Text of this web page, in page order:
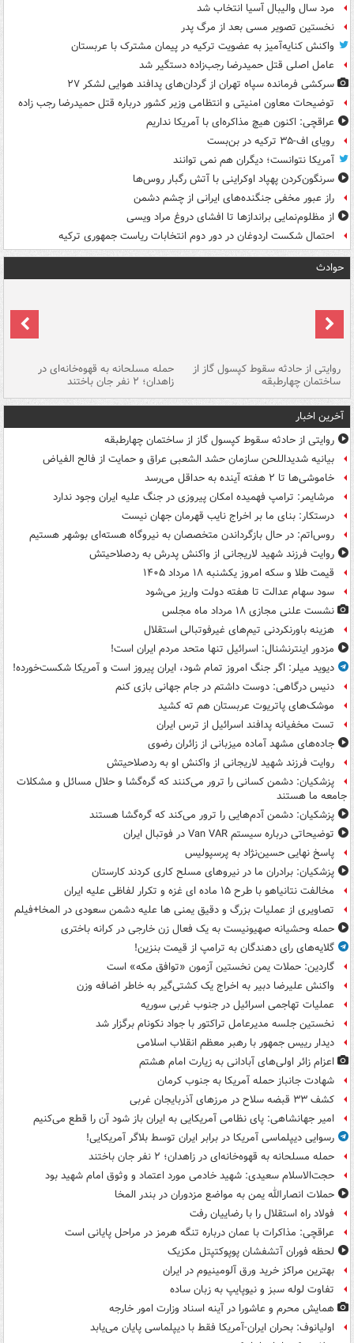
مرد سال والیبال آسیا انتخاب شد
نخستین تصویر مسی بعد از مرگ پدر
واکنش کنایه‌آمیز به عضویت ترکیه در پیمان مشترک با عربستان
عامل اصلی قتل حمیدرضا رجب‌زاده دستگیر شد
سرکشی فرمانده سپاه تهران از گردان‌های پدافند هوایی لشکر ۲۷
توضیحات معاون امنیتی و انتظامی وزیر کشور درباره قتل حمیدرضا رجب زاده
عراقچی: اکنون هیچ مذاکره‌ای با آمریکا نداریم
رویای اف-۳۵ ترکیه در بن‌بست
آمریکا نتوانست؛ دیگران هم نمی توانند
سرنگون‌کردن پهپاد اوکراینی با آتش رگبار روس‌ها
راز عبور مخفی جنگنده‌های ایرانی از چشم دشمن
از مظلوم‌نمایی براندازها تا افشای دروغ مراد ویسی
احتمال شکست اردوغان در دور دوم انتخابات ریاست جمهوری ترکیه
حوادث
روایتی از حادثه سقوط کپسول گاز از
ساختمان چهارطبقه
حمله مسلحانه به قهوه‌خانه‌ای در
زاهدان؛ ۲ نفر جان باختند
آخرین اخبار
روایتی از حادثه سقوط کپسول گاز از ساختمان چهارطبقه
بیانیه شدیداللحن سازمان حشد الشعبی عراق و حمایت از فالح الفیاض
خاموشی‌ها تا ۲ هفته آینده به حداقل می‌رسد
مرشایمر: ترامپ فهمیده امکان پیروزی در جنگ علیه ایران وجود ندارد
درستکار: بنای ما بر اخراج نایب قهرمان جهان نیست
روس‌اتم: در حال بازگرداندن متخصصان به نیروگاه هسته‌ای بوشهر هستیم
روایت فرزند شهید لاریجانی از واکنش پدرش به ردصلاحیتش
قیمت طلا و سکه امروز یکشنبه ۱۸ مرداد ۱۴۰۵
سود سهام عدالت تا هفته دولت واریز می‌شود
نشست علنی مجازی ۱۸ مرداد ماه مجلس
هزینه باورنکردنی تیم‌های غیرفوتبالی استقلال
مزدور اینترنشنال: اسرائیل تنها متحد مردم ایران است!
دیوید میلر: اگر جنگ امروز تمام شود، ایران پیروز است و آمریکا شکست‌خورده!
دنیس درگاهی: دوست داشتم در جام جهانی بازی کنم
موشک‌های پاتریوت عربستان هم ته‌ کشید
تست مخفیانه پدافند اسرائیل از ترس ایران
جاده‌های مشهد آماده میزبانی از زائران رضوی
روایت فرزند شهید لاریجانی از واکنش او به ردصلاحیتش
پزشکیان: دشمن کسانی را ترور می‌کنند که گره‌گشا و حلال مسائل و مشکلات
جامعه ما هستند
پزشکیان: دشمن آدم‌هایی را ترور می‌کند که گره‌گشا هستند
توضیحاتی درباره سیستم Van VAR در فوتبال ایران
پاسخ نهایی حسین‌نژاد به پرسپولیس
پزشکیان: برادران ما در نیروهای مسلح کاری کردند کارستان
مخالفت نتانیاهو با طرح ۱۵ ماده ای غزه و تکرار لفاظی علیه ایران
تصاویری از عملیات بزرگ و دقیق یمنی ها علیه دشمن سعودی در المخا+فیلم
حمله وحشیانه صهیونیست به یک فعال زن خارجی در کرانه باختری
گلایه‌های رای دهندگان به ترامپ از قیمت بنزین!
گاردین: حملات یمن نخستین آزمون «توافق مکه» است
واکنش علیرضا دبیر به اخراج یک کشتی‌گیر به خاطر اضافه وزن
عملیات تهاجمی اسرائیل در جنوب غربی سوریه
نخستین جلسه مدیرعامل تراکتور با جواد نکونام برگزار شد
دیدار رییس جمهور با رهبر معظم انقلاب اسلامی
اعزام زائر اولی‌های آبادانی به زیارت امام هشتم
شهادت جانباز حمله آمریکا به جنوب کرمان
کشف ۳۳ قبضه سلاح در مرزهای آذربایجان غربی
امیر جهانشاهی: پای نظامی آمریکایی به ایران باز شود آن را قطع می‌کنیم
رسوایی دیپلماسی آمریکا در برابر ایران توسط بلاگر آمریکایی!
حمله مسلحانه به قهوه‌خانه‌ای در زاهدان؛ ۲ نفر جان باختند
حجت‌الاسلام سعیدی: شهید خادمی مورد اعتماد و وثوق امام شهید بود
حملات انصارالله یمن به مواضع مزدوران در بندر المخا
فولاد راه استقلال را با رضاییان رفت
عراقچی: مذاکرات با عمان درباره تنگه هرمز در مراحل پایانی است
لحظه فوران آتشفشان پوپوکتپتل مکزیک
بهترین مراکز خرید ورق آلومینیوم در ایران
تفاوت لوله سبز و نیوپایپ به زبان ساده
همایش محرم و عاشورا در آینه اسناد وزارت امور خارجه
اولیانوف: بحران ایران-آمریکا فقط با دیپلماسی پایان می‌یابد